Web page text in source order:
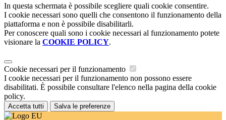
In questa schermata è possibile scegliere quali cookie consentire.
I cookie necessari sono quelli che consentono il funzionamento della
piattaforma e non è possibile disabilitarli.
Per conoscere quali sono i cookie necessari al funzionamento potete
visionare la COOKIE POLICY.
Cookie necessari per il funzionamento
I cookie necessari per il funzionamento non possono essere
disabilitati. È possibile consultare l'elenco nella pagina della cookie
policy.
Accetta tutti Salva le preferenze